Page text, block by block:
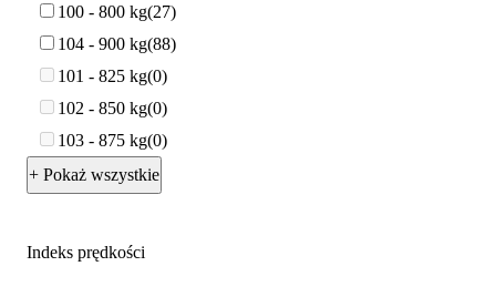
100 - 800 kg 27
104 - 900 kg 88
101 - 825 kg 0
102 - 850 kg 0
103 - 875 kg 0
+ Pokaż wszystkie
Indeks prędkości